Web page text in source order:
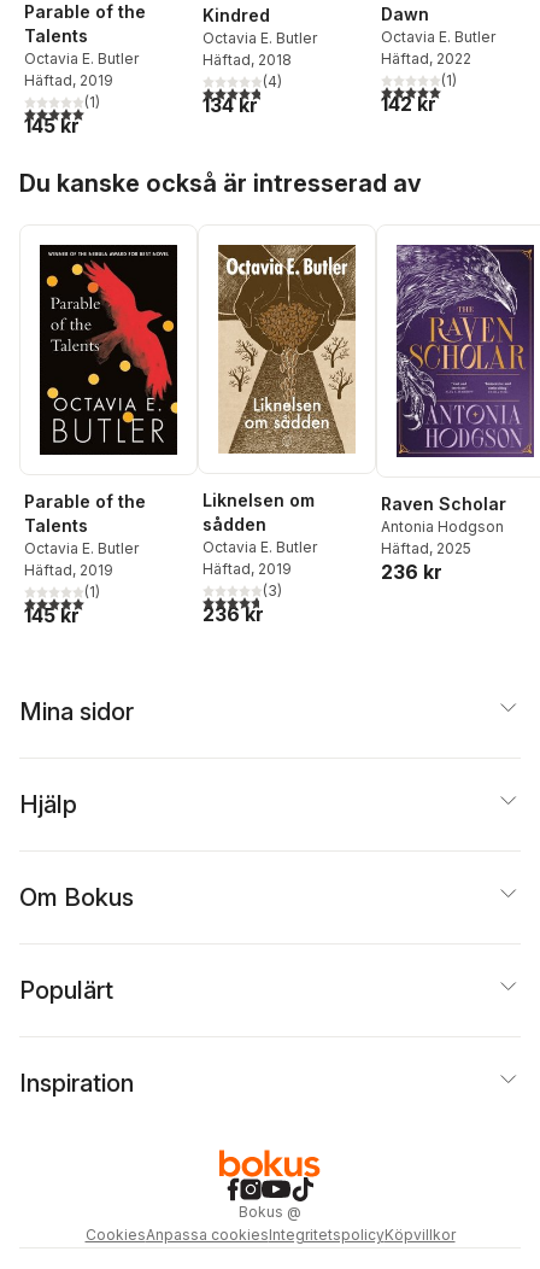
Parable of the
Talents
Octavia E. Butler
Häftad, 2019
5,0utav 5 stjärnor. Totalt antal röster:
(1)
145 kr
Kindred
Octavia E. Butler
Häftad, 2018
4,8utav 5 stjärnor. Totalt antal röster:
(4)
134 kr
Dawn
Octavia E. Butler
Häftad, 2022
5,0utav 5 stjärnor.
(1)
142 kr
Du kanske också är intresserad av
Parable of the
Talents
Octavia E. Butler
Häftad, 2019
5,0utav 5 stjärnor. Totalt antal röster:
(1)
145 kr
Liknelsen om
sådden
Octavia E. Butler
Häftad, 2019
4,7utav 5 stjärnor. Totalt antal röster:
(3)
236 kr
Raven Scholar
Antonia Hodgson
Häftad, 2025
236 kr
Mina sidor
Hjälp
Om Bokus
Populärt
Inspiration
Bokus @
CookiesAnpassa cookiesIntegritetspolicyKöpvillkor